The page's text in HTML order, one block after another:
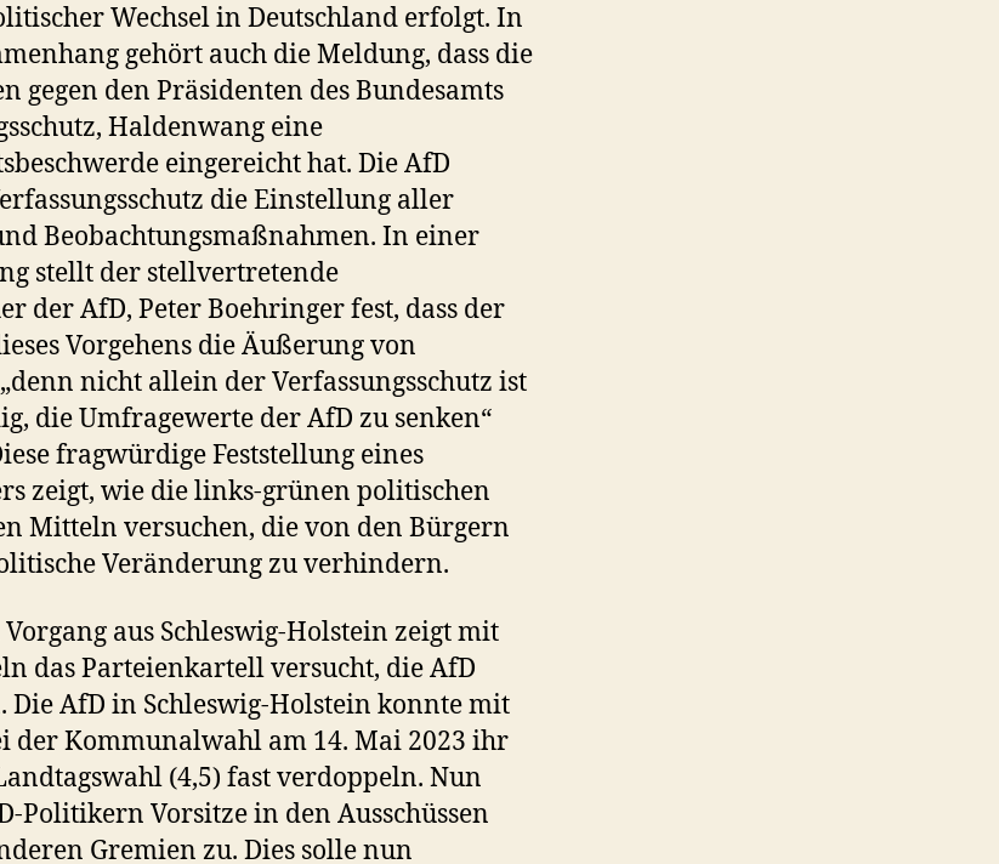
Wechsel in Deutschland erfolgt. In
gehört auch die Meldung, dass die
gegen den Präsidenten des Bundesamts
Haldenwang eine
eingereicht hat. Die AfD
die Einstellung aller
Beobachtungsmaßnahmen. In einer
stellt der stellvertretende
der AfD, Peter Boehringer fest, dass der
Vorgehens die Äußerung von
nicht allein der Verfassungsschutz ist
die Umfragewerte der AfD zu senken“
fragwürdige Feststellung eines
zeigt, wie die links-grünen politischen
Mitteln versuchen, die von den Bürgern
Veränderung zu verhindern.
aus Schleswig-Holstein zeigt mit
das Parteienkartell versucht, die AfD
Die AfD in Schleswig-Holstein konnte mit
der Kommunalwahl am 14. Mai 2023 ihr
(4,5) fast verdoppeln. Nun
Politikern Vorsitze in den Ausschüssen
Gremien zu. Dies solle nun